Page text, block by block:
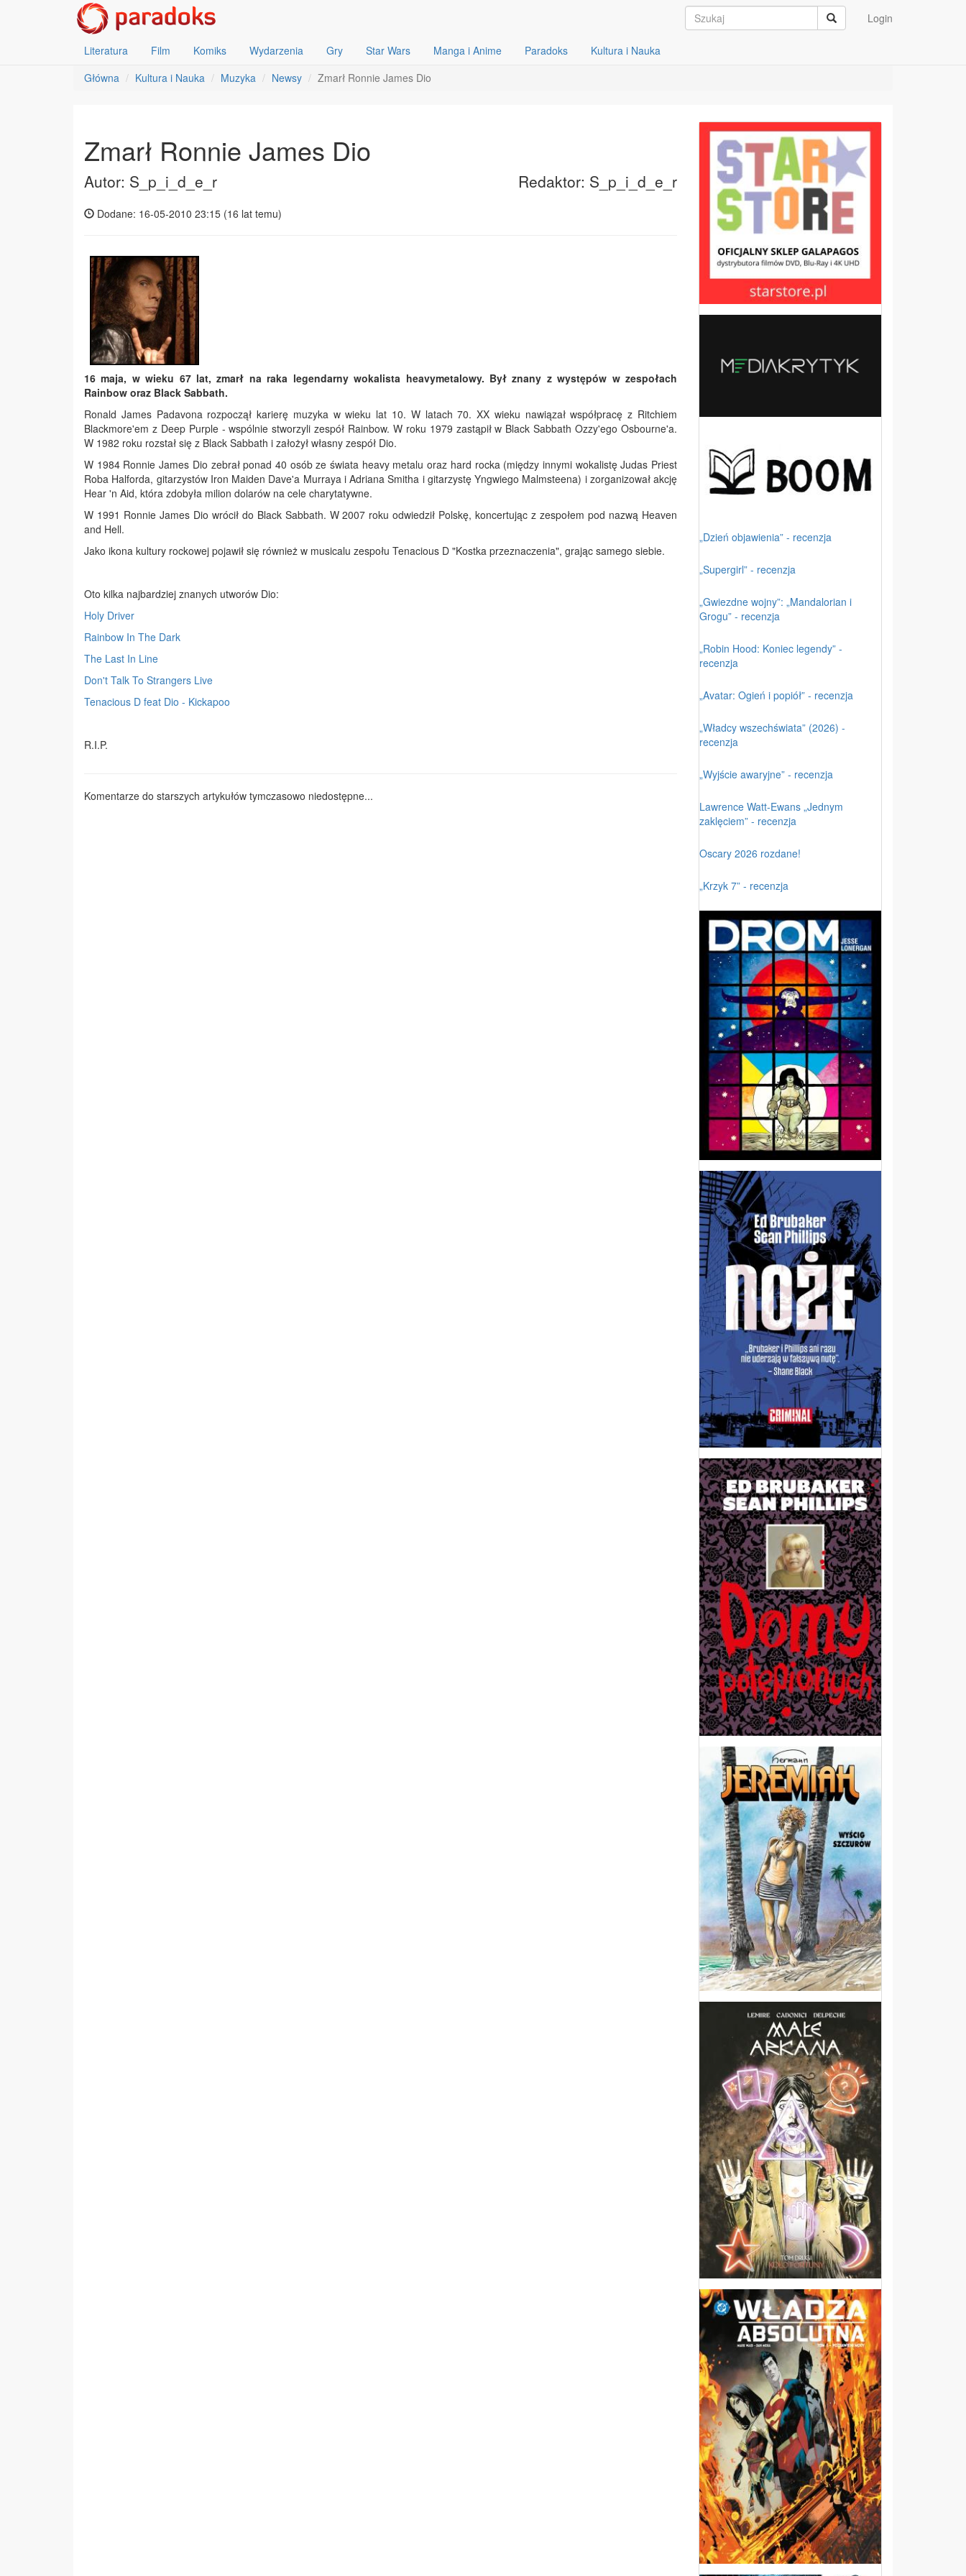
Login
Literatura Film Komiks Wydarzenia Gry Star Wars Manga i Anime Paradoks
Kultura i Nauka
Główna
Kultura i Nauka Muzyka Newsy Zmarł Ronnie James Dio
Zmarł Ronnie James Dio
Autor: S_p_i_d_e_r Redaktor: S_p_i_d_e_r
Dodane: 16-05-2010 23:15 (16 lat temu)
16 maja, w wieku 67 lat, zmarł na raka legendarny wokalista heavymetalowy. Był znany z występów w zespołach
Rainbow oraz Black Sabbath.
Ronald James Padavona rozpoczął karierę muzyka w wieku lat 10. W latach 70. XX wieku nawiązał współpracę z Ritchiem
Blackmore'em z Deep Purple - wspólnie stworzyli zespół Rainbow. W roku 1979 zastąpił w Black Sabbath Ozzy'ego Osbourne'a.
W 1982 roku rozstał się z Black Sabbath i założył własny zespół Dio.
W 1984 Ronnie James Dio zebrał ponad 40 osób ze świata heavy metalu oraz hard rocka (między innymi wokalistę Judas Priest
Roba Halforda, gitarzystów Iron Maiden Dave'a Murraya i Adriana Smitha i gitarzystę Yngwiego Malmsteena) i zorganizował akcję
Hear 'n Aid, która zdobyła milion dolarów na cele charytatywne.
W 1991 Ronnie James Dio wrócił do Black Sabbath. W 2007 roku odwiedził Polskę, koncertując z zespołem pod nazwą Heaven
and Hell.
Jako ikona kultury rockowej pojawił się również w musicalu zespołu Tenacious D "Kostka przeznaczenia", grając samego siebie.
Oto kilka najbardziej znanych utworów Dio:
Holy Driver
Rainbow In The Dark
The Last In Line
Don't Talk To Strangers Live
Tenacious D feat Dio - Kickapoo
R.I.P.
Komentarze do starszych artykułów tymczasowo niedostępne...
„Dzień objawienia” - recenzja
„Supergirl” - recenzja
„Gwiezdne wojny”: „Mandalorian i
Grogu” - recenzja
„Robin Hood: Koniec legendy” -
recenzja
„Avatar: Ogień i popiół” - recenzja
„Władcy wszechświata” (2026) -
recenzja
„Wyjście awaryjne” - recenzja
Lawrence Watt-Ewans „Jednym
zaklęciem” - recenzja
Oscary 2026 rozdane!
„Krzyk 7” - recenzja